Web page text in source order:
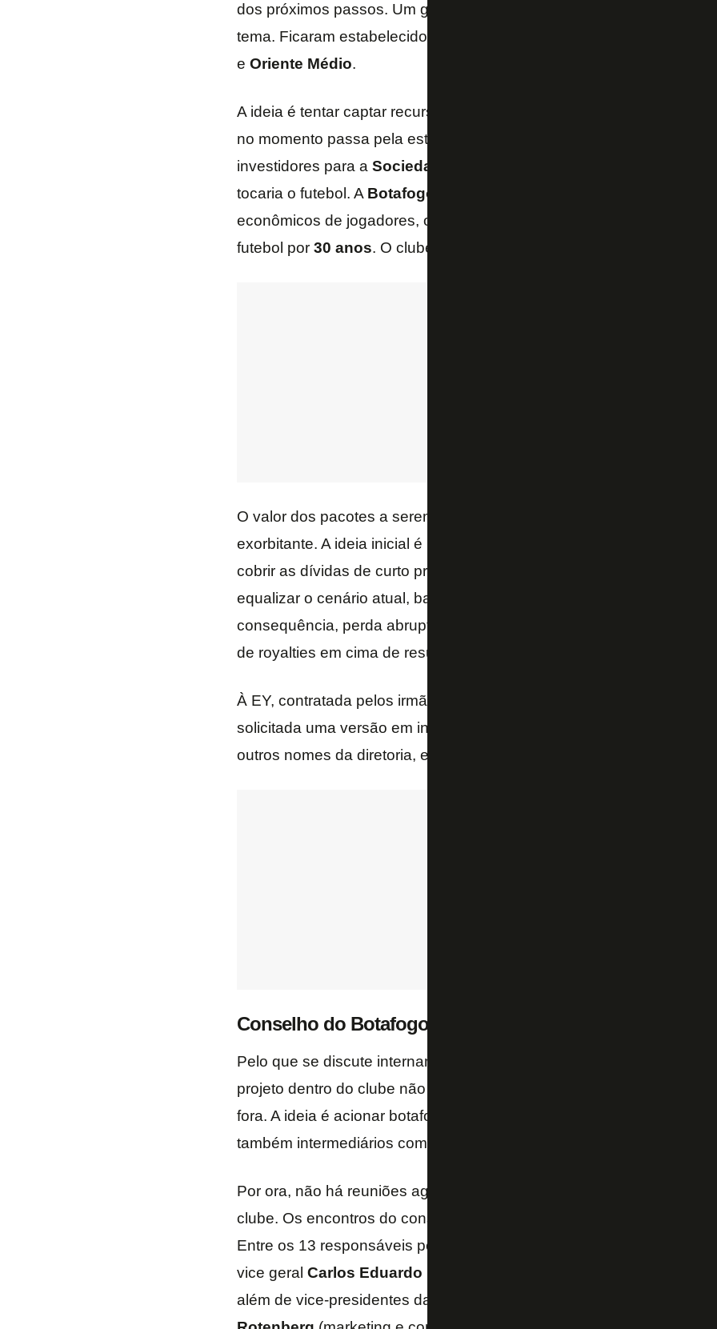
dos próximos passos. Um grupo de 13 alvinegros é responsável
tema. Ficaram estabelecidos os mercados para busca por
e Oriente Médio.
A ideia é tentar captar recursos de quem está acostumado a atuar no
no momento passa pela estruturação dos canais de acesso aos
investidores para a Sociedade de Propósito Específico (SPE)
tocaria o futebol. A Botafogo S/A
econômicos de jogadores, o
futebol por 30 anos. O clube social seguiria nos moldes atuais.
O valor dos pacotes a serem oferecidos aos investidores não é
exorbitante. A ideia inicial é particionar a captação. Uma parte do
cobrir as dívidas de curto prazo do clube. Outra, por exemplo, seria
equalizar o cenário atual, bancando o time para evitar rebaixamentos
consequência, perda abrupta de receitas. Mais adiante, haveria
de royalties em cima de resultados financeiros às custas da marca
À EY, contratada pelos irmãos Moreira Salles para desenvolvimento
solicitada uma versão em inglês da apresentação feita ao presidente
outros nomes da diretoria, em 26 de julho.
Conselho do Botafogo deve aprovar
Pelo que se discute internamente, os nomes escolhidos para definir
projeto dentro do clube não serão os responsáveis por “vender o
fora. A ideia é acionar botafoguenses com experiência no mercado
também intermediários com bom trânsito no exterior.
Por ora, não há reuniões agendadas no exterior. As conversas
clube. Os encontros do conselho diretor são plataformas para trazer
Entre os 13 responsáveis por discutir o assunto estão o presidente
vice geral Carlos Eduardo
além de vice-presidentes da gestão atual, como